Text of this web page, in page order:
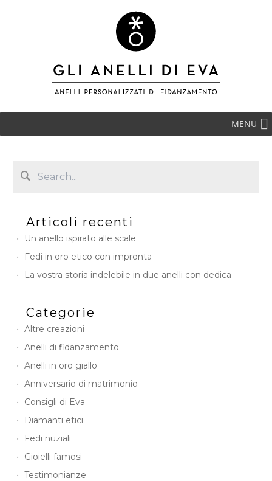
MENU
Articoli recenti
Un anello ispirato alle scale
Fedi in oro etico con impronta
La vostra storia indelebile in due anelli con dedica
Categorie
Altre creazioni
Anelli di fidanzamento
Anelli in oro giallo
Anniversario di matrimonio
Consigli di Eva
Diamanti etici
Fedi nuziali
Gioielli famosi
Testimonianze